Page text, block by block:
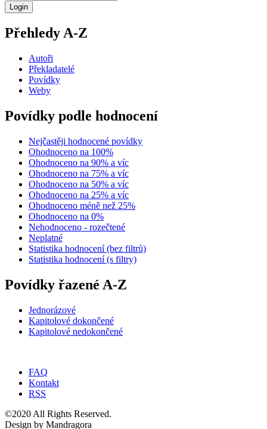
Přehledy A-Z
Autoři
Překladatelé
Povídky
Weby
Povídky podle hodnocení
Nejčastěji hodnocené povídky
Ohodnoceno na 100%
Ohodnoceno na 90% a víc
Ohodnoceno na 75% a víc
Ohodnoceno na 50% a víc
Ohodnoceno na 25% a víc
Ohodnoceno méně než 25%
Ohodnoceno na 0%
Nehodnoceno - rozečtené
Neplatné
Statistika hodnocení (bez filtrů)
Statistika hodnocení (s filtry)
Povídky řazené A-Z
Jednorázové
Kapitolové dokončené
Kapitolové nedokončené
FAQ
Kontakt
RSS
©2020 All Rights Reserved.
Design by Mandragora